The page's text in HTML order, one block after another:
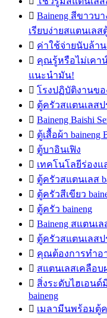
 Baineng สีขาวบ
เรียบง่ายสแตนเลส
 ค่าใช้จ่ายนับล้าน
 คุณรู้หรือไม่เคา
แนะนำมัน!
 โรงปฏิบัติงานขอ
 ตู้ครัวสแตนเลส
 Baineng Baishi
 ตู้เสื้อผ้า baineng
 ตู้บาอินเฟิง
 เทคโนโลยีร่องแ
 ตู้ครัวสแตนเลส
 ตู้ครัวสีเขียว
 ตู้ครัว baineng
 Baineng สแตนเ
 ตู้ครัวสแตนเลสป
 คุณต้องการทำอ
 สแตนเลสเคลือบ
 สิ่งระดับไฮเอนด์
baineng
 เมลามีนพร้อมตู้